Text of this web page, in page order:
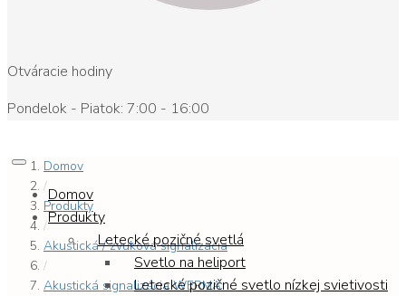
Otváracie hodiny
Pondelok - Piatok: 7:00 - 16:00
Domov
Produkty
Letecké pozičné svetlá
Svetlo na heliport
Letecké pozičné svetlo nízkej svietivosti
Domov
/
Produkty
/
Akustická / zvuková signalizácia
/
Akustická signalizácia WERMA